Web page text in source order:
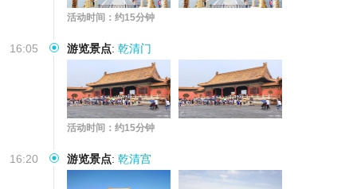
活动时间：约15分钟
16:05 游览景点: 乾清门
活动时间：约15分钟
16:20 游览景点: 乾清宫